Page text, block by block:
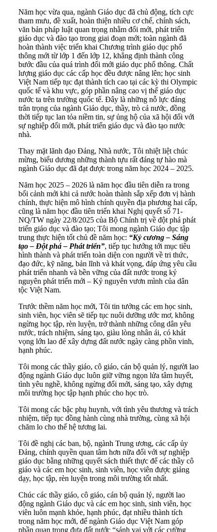
Năm học vừa qua, ngành Giáo dục đã chủ động, tích cực
tham mưu, đề xuất, hoàn thiện nhiều cơ chế, chính sách,
văn bản pháp luật quan trọng nhằm đổi mới, phát triển
giáo dục và đào tạo trong giai đoạn mới; toàn ngành đã
hoàn thành việc triển khai Chương trình giáo dục phổ
thông mới từ lớp 1 đến lớp 12, khẳng định thành công
bước đầu của quá trình đổi mới giáo dục phổ thông. Chất
lượng giáo dục các cấp học đều được nâng lên; học sinh
Việt Nam tiếp tục đạt thành tích cao tại các kỳ thi Olympic
quốc tế và khu vực, góp phần nâng cao vị thế giáo dục
nước ta trên trường quốc tế. Đây là những nỗ lực đáng
trân trọng của ngành Giáo dục, thầy, trò cả nước, đồng
thời tiếp tục lan tỏa niềm tin, sự ủng hộ của xã hội đối với
sự nghiệp đổi mới, phát triển giáo dục và đào tạo nước
nhà.
Thay mặt lãnh đạo Đảng, Nhà nước, Tôi nhiệt liệt chúc
mừng, biểu dương những thành tựu rất đáng tự hào mà
ngành Giáo dục đã đạt được trong năm học 2024 – 2025.
Năm học 2025 – 2026 là năm học đầu tiên diễn ra trong
bối cảnh mới khi cả nước hoàn thành sắp xếp đơn vị hành
chính, thực hiện mô hình chính quyền địa phương hai cấp,
cũng là năm học đầu tiên triển khai Nghị quyết số 71-
NQ/TW ngày 22/8/2025 của Bộ Chính trị về đột phá phát
triển giáo dục và đào tạo; Tôi mong ngành Giáo dục tập
trung thực hiện tốt chủ đề năm học: “Kỷ cương – Sáng
tạo – Đột phá – Phát triển”, tiếp tục hướng tới mục tiêu
hình thành và phát triển toàn diện con người về tri thức,
đạo đức, kỹ năng, bản lĩnh và khát vọng, đáp ứng yêu cầu
phát triển nhanh và bền vững của đất nước trong kỷ
nguyên phát triển mới – Kỷ nguyên vươn mình của dân
tộc Việt Nam.
Trước thềm năm học mới, Tôi tin tưởng các em học sinh,
sinh viên, học viên sẽ tiếp tục nuôi dưỡng ước mơ, không
ngừng học tập, rèn luyện, trở thành những công dân yêu
nước, trách nhiệm, sáng tạo, giàu lòng nhân ái, có khát
vọng lớn lao để xây dựng đất nước ngày càng phồn vinh,
hạnh phúc.
Tôi mong các thầy giáo, cô giáo, cán bộ quản lý, người lao
động ngành Giáo dục luôn giữ vững ngọn lửa tâm huyết,
tình yêu nghề, không ngừng đổi mới, sáng tạo, xây dựng
môi trường học tập hạnh phúc cho học trò.
Tôi mong các bậc phụ huynh, với tình yêu thương và trách
nhiệm, tiếp tục đồng hành cùng nhà trường, cùng xã hội
chăm lo cho thế hệ tương lai.
Tôi đề nghị các ban, bộ, ngành Trung ương, các cấp ủy
Đảng, chính quyền quan tâm hơn nữa đối với sự nghiệp
giáo dục bằng những quyết sách thiết thực để các thầy cô
giáo và các em học sinh, sinh viên, học viên được giảng
dạy, học tập, rèn luyện trong môi trường tốt nhất.
Chúc các thầy giáo, cô giáo, cán bộ quản lý, người lao
động ngành Giáo dục và các em học sinh, sinh viên, học
viên luôn mạnh khỏe, hạnh phúc, đạt nhiều thành tích
trong năm học mới, để ngành Giáo dục Việt Nam góp
phần quan trọng đưa đất nước “sánh vai với các cường